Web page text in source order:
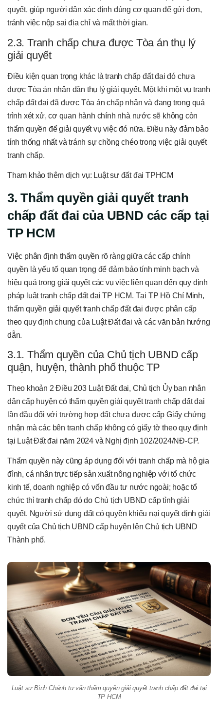
quyết, giúp người dân xác định đúng cơ quan để gửi đơn,
tránh việc nộp sai địa chỉ và mất thời gian.
2.3. Tranh chấp chưa được Tòa án thụ lý
giải quyết
Điều kiện quan trọng khác là tranh chấp đất đai đó chưa
được Tòa án nhân dân thụ lý giải quyết. Một khi một vụ tranh
chấp đất đai đã được Tòa án chấp nhận và đang trong quá
trình xét xử, cơ quan hành chính nhà nước sẽ không còn
thẩm quyền để giải quyết vụ việc đó nữa. Điều này đảm bảo
tính thống nhất và tránh sự chồng chéo trong việc giải quyết
tranh chấp.
Tham khảo thêm dịch vụ: Luật sư đất đai TPHCM
3. Thẩm quyền giải quyết tranh
chấp đất đai của UBND các cấp tại
TP HCM
Việc phân định thẩm quyền rõ ràng giữa các cấp chính
quyền là yếu tố quan trọng để đảm bảo tính minh bạch và
hiệu quả trong giải quyết các vụ việc liên quan đến quy định
pháp luật tranh chấp đất đai TP HCM. Tại TP Hồ Chí Minh,
thẩm quyền giải quyết tranh chấp đất đai được phân cấp
theo quy định chung của Luật Đất đai và các văn bản hướng
dẫn.
3.1. Thẩm quyền của Chủ tịch UBND cấp
quận, huyện, thành phố thuộc TP
Theo khoản 2 Điều 203 Luật Đất đai, Chủ tịch Ủy ban nhân
dân cấp huyện có thẩm quyền giải quyết tranh chấp đất đai
lần đầu đối với trường hợp đất chưa được cấp Giấy chứng
nhận mà các bên tranh chấp không có giấy tờ theo quy định
tại Luật Đất đai năm 2024 và Nghị định 102/2024/NĐ-CP.
Thẩm quyền này cũng áp dụng đối với tranh chấp mà hộ gia
đình, cá nhân trực tiếp sản xuất nông nghiệp với tổ chức
kinh tế, doanh nghiệp có vốn đầu tư nước ngoài; hoặc tổ
chức thì tranh chấp đó do Chủ tịch UBND cấp tỉnh giải
quyết. Người sử dụng đất có quyền khiếu nại quyết định giải
quyết của Chủ tịch UBND cấp huyện lên Chủ tịch UBND
Thành phố.
Luật sư Bình Chánh tư vấn thẩm quyền giải quyết tranh chấp đất đai tại
TP HCM